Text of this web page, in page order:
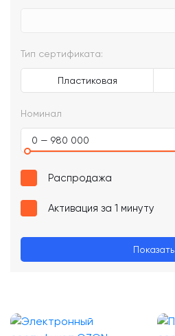
Тип сертификата:
Пластиковая
Номинал
0 — 980 000
Распродажа
Активация за 1 минуту
Показать